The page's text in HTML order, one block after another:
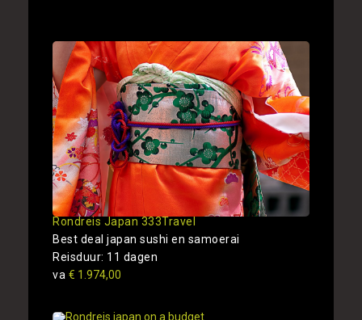
Rondreis Japan 333Travel
Best deal japan sushi en samoerai
Reisduur: 11 dagen
va € 1.974,00